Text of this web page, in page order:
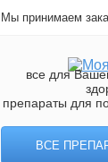
Мы принимаем
все для
препараты для
ВСЕ